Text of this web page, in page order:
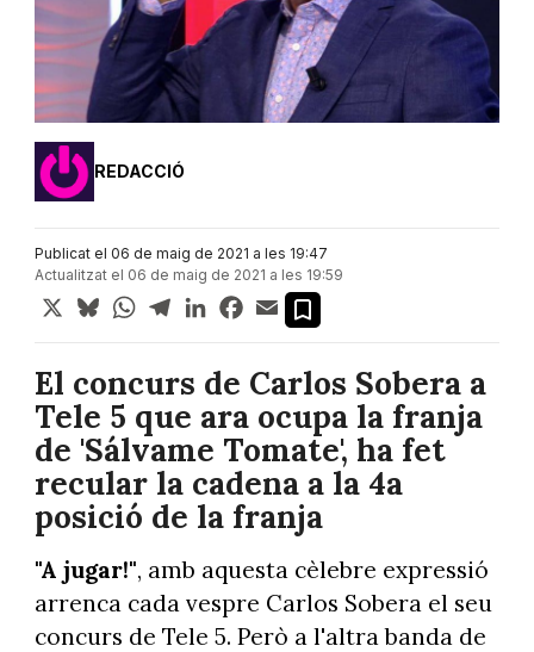
REDACCIÓ
Publicat el 06 de maig de 2021 a les 19:47
Actualitzat el 06 de maig de 2021 a les 19:59
X BlueskyWhatsApp
TelegramLinkedInFacebook
Email
El concurs de Carlos Sobera a
Tele 5 que ara ocupa la franja
de 'Sálvame Tomate', ha fet
recular la cadena a la 4a
posició de la franja
"A jugar!", amb aquesta cèlebre expressió
arrenca cada vespre Carlos Sobera el seu
concurs de Tele 5. Però a l'altra banda de